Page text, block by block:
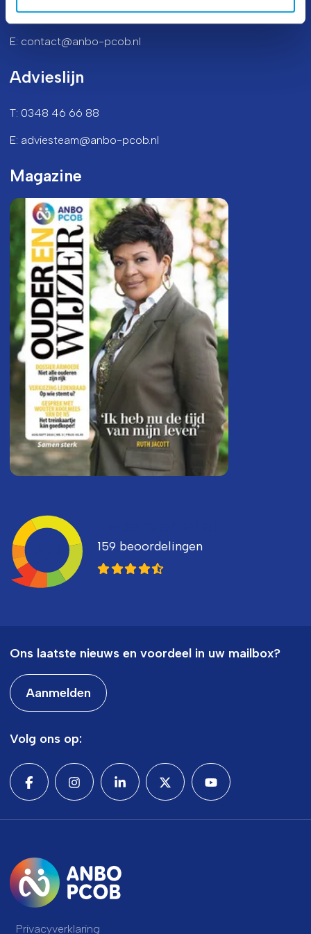
T: 0348 46 66 66
E: contact@anbo-pcob.nl
Advieslijn
T: 0348 46 66 88
E: adviesteam@anbo-pcob.nl
Magazine
159 beoordelingen
Ons laatste nieuws en voordeel in uw mailbox?
Aanmelden
Volg ons op:
Privacyverklaring